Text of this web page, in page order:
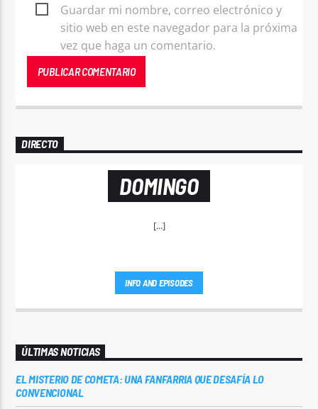
Guardar mi nombre, correo electrónico y
sitio web en este navegador para la próxima
vez que haga un comentario.
DIRECTO
DOMINGO
[...]
INFO AND EPISODES
ÚLTIMAS NOTICIAS
EL MISTERIO DE COMETA: UNA FANFARRIA QUE DESAFÍA LO
CONVENCIONAL